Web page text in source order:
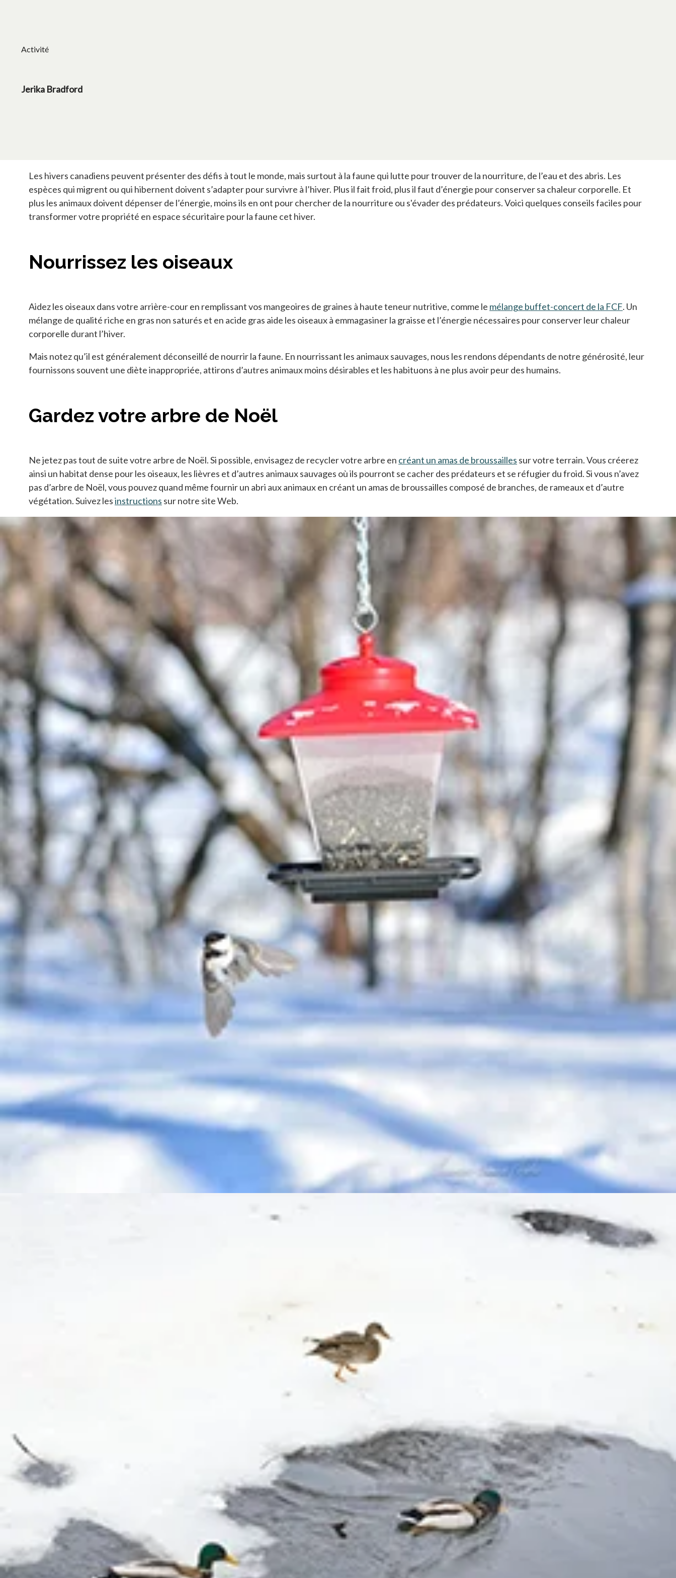
Activité
Jerika Bradford
Les hivers canadiens peuvent présenter des défis à tout le monde, mais surtout à la faune qui lutte pour trouver de la nourriture, de l’eau et des abris. Les
espèces qui migrent ou qui hibernent doivent s’adapter pour survivre à l’hiver. Plus il fait froid, plus il faut d’énergie pour conserver sa chaleur corporelle. Et
plus les animaux doivent dépenser de l’énergie, moins ils en ont pour chercher de la nourriture ou s'évader des prédateurs. Voici quelques conseils faciles pour
transformer votre propriété en espace sécuritaire pour la faune cet hiver.
Nourrissez les oiseaux
Aidez les oiseaux dans votre arrière-cour en remplissant vos mangeoires de graines à haute teneur nutritive, comme le mélange buffet-concert de la FCFs’ouvre
. Un
mélange de qualité riche en gras non saturés et en acide gras aide les oiseaux à emmagasiner la graisse et l’énergie nécessaires pour conserver leur chaleur
corporelle durant l’hiver.
Mais notez qu’il est généralement déconseillé de nourrir la faune. En nourrissant les animaux sauvages, nous les rendons dépendants de notre générosité, leur
fournissons souvent une diète inappropriée, attirons d’autres animaux moins désirables et les habituons à ne plus avoir peur des humains.
Gardez votre arbre de Noël
Ne jetez pas tout de suite votre arbre de Noël. Si possible, envisagez de recycler votre arbre en créant un amas de broussailles s’ouvre dans un nouvel onglet
sur votre terrain. Vous créerez
ainsi un habitat dense pour les oiseaux, les lièvres et d’autres animaux sauvages où ils pourront se cacher des prédateurs et se réfugier du froid. Si vous n’avez
pas d’arbre de Noël, vous pouvez quand même fournir un abri aux animaux en créant un amas de broussailles composé de branches, de rameaux et d’autre
végétation. Suivez lesinstructions s’ouvre dans un nouvel onglet
sur notre site Web.